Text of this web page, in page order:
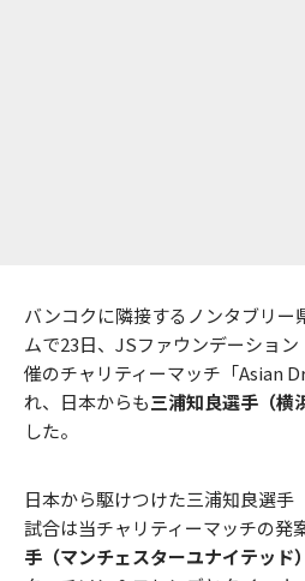
バンコクに隣接するノンタブリー
ムで23日、JSファウンデーショ
催のチャリティーマッチ「Asian
れ、日本からも三浦知良選手（横
した。
日本から駆けつけた三浦知良選手
試合は当チャリティーマッチの発
手（マンチェスターユナイテッド）